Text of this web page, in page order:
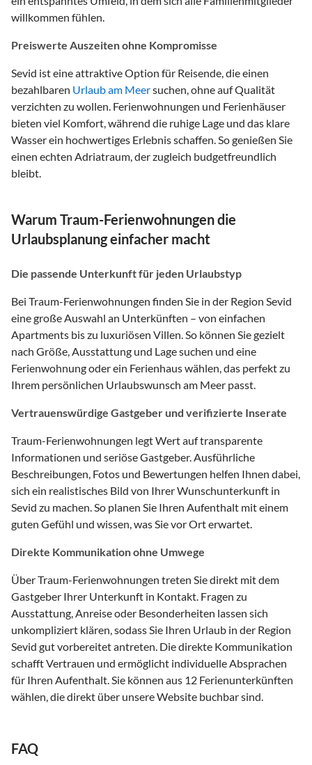
willkommen fühlen.
Preiswerte Auszeiten ohne Kompromisse
Sevid ist eine attraktive Option für Reisende, die einen
bezahlbaren Urlaub am Meersuchen, ohne auf Qualität
verzichten zu wollen. Ferienwohnungen und Ferienhäuser
bieten viel Komfort, während die ruhige Lage und das klare
Wasser ein hochwertiges Erlebnis schaffen. So genießen Sie
einen echten Adriatraum, der zugleich budgetfreundlich
bleibt.
Warum Traum-Ferienwohnungen die
Urlaubsplanung einfacher macht
Die passende Unterkunft für jeden Urlaubstyp
Bei Traum-Ferienwohnungen finden Sie in der Region Sevid
eine große Auswahl an Unterkünften – von einfachen
Apartments bis zu luxuriösen Villen. So können Sie gezielt
nach Größe, Ausstattung und Lage suchen und eine
Ferienwohnung oder ein Ferienhaus wählen, das perfekt zu
Ihrem persönlichen Urlaubswunsch am Meer passt.
Vertrauenswürdige Gastgeber und verifizierte Inserate
Traum-Ferienwohnungen legt Wert auf transparente
Informationen und seriöse Gastgeber. Ausführliche
Beschreibungen, Fotos und Bewertungen helfen Ihnen dabei,
sich ein realistisches Bild von Ihrer Wunschunterkunft in
Sevid zu machen. So planen Sie Ihren Aufenthalt mit einem
guten Gefühl und wissen, was Sie vor Ort erwartet.
Direkte Kommunikation ohne Umwege
Über Traum-Ferienwohnungen treten Sie direkt mit dem
Gastgeber Ihrer Unterkunft in Kontakt. Fragen zu
Ausstattung, Anreise oder Besonderheiten lassen sich
unkompliziert klären, sodass Sie Ihren Urlaub in der Region
Sevid gut vorbereitet antreten. Die direkte Kommunikation
schafft Vertrauen und ermöglicht individuelle Absprachen
für Ihren Aufenthalt. Sie können aus 12 Ferienunterkünften
wählen, die direkt über unsere Website buchbar sind.
FAQ